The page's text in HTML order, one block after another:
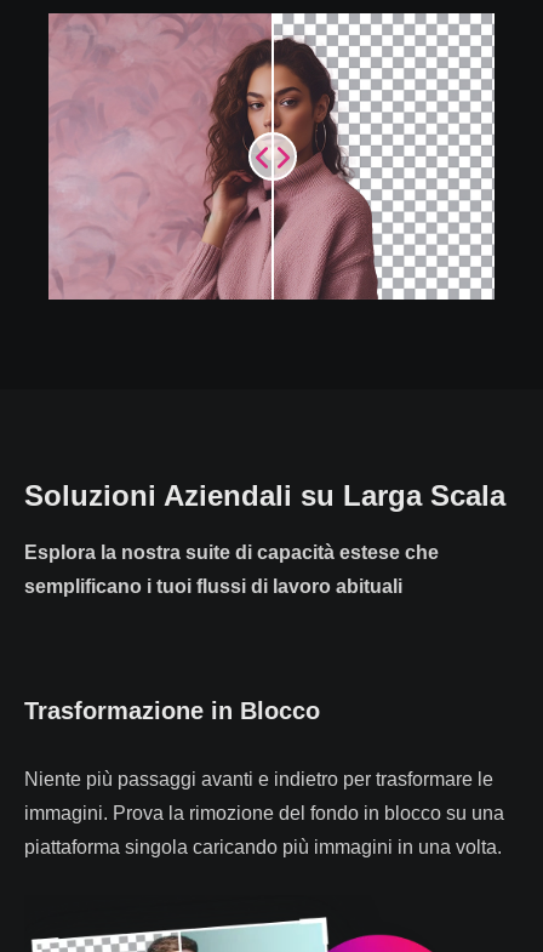
Soluzioni Aziendali su Larga Scala
Esplora la nostra suite di capacità estese che
semplificano i tuoi flussi di lavoro abituali
Trasformazione in Blocco
Niente più passaggi avanti e indietro per trasformare le
immagini. Prova la rimozione del fondo in blocco su una
piattaforma singola caricando più immagini in una volta.